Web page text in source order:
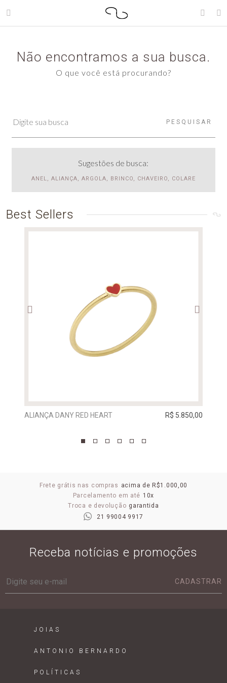
Não encontramos a sua busca.
O que você está procurando?
PESQUISAR
Sugestões de busca:
ANEL, ALIANÇA, ARGOLA, BRINCO, CHAVEIRO, COLARE
Best Sellers
ALIANÇA DANY RED HEART R$ 5.850,00
Frete grátis nas compras acima de R$1.000,00
Parcelamento em até 10x
Troca e devolução garantida
21 99004 9917
Receba notícias e promoções
CADASTRAR
JOIAS
ANTONIO BERNARDO
POLÍTICAS